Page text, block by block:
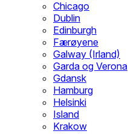
Chicago
Dublin
Edinburgh
Færøyene
Galway (Irland)
Garda og Verona
Gdansk
Hamburg
Helsinki
Island
Krakow